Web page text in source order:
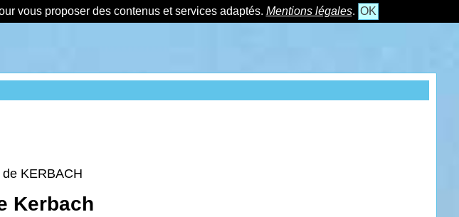
vous proposer des contenus et services adaptés. Mentions légales. OK
KERBACH
Kerbach